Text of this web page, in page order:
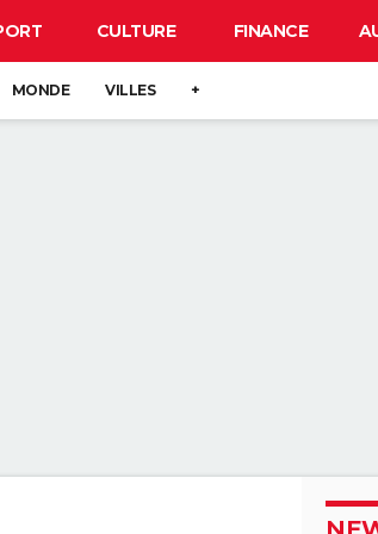
CULTURE FINANCE
MONDE VILLES +